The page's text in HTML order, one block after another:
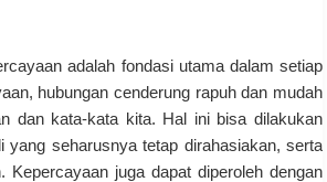
adalah fondasi utama dalam setiap
hubungan cenderung rapuh dan mudah
dan kata-kata kita. Hal ini bisa dilakukan
seharusnya tetap dirahasiakan, serta
juga dapat diperoleh dengan